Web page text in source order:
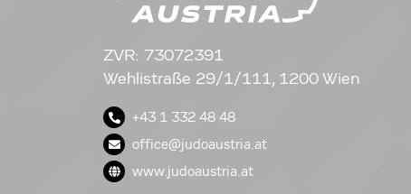
ZVR: 73072391
Wehlistraße 29/1/111, 1200 Wien
+43 1 332 48 48
office@judoaustria.at
www.judoaustria.at